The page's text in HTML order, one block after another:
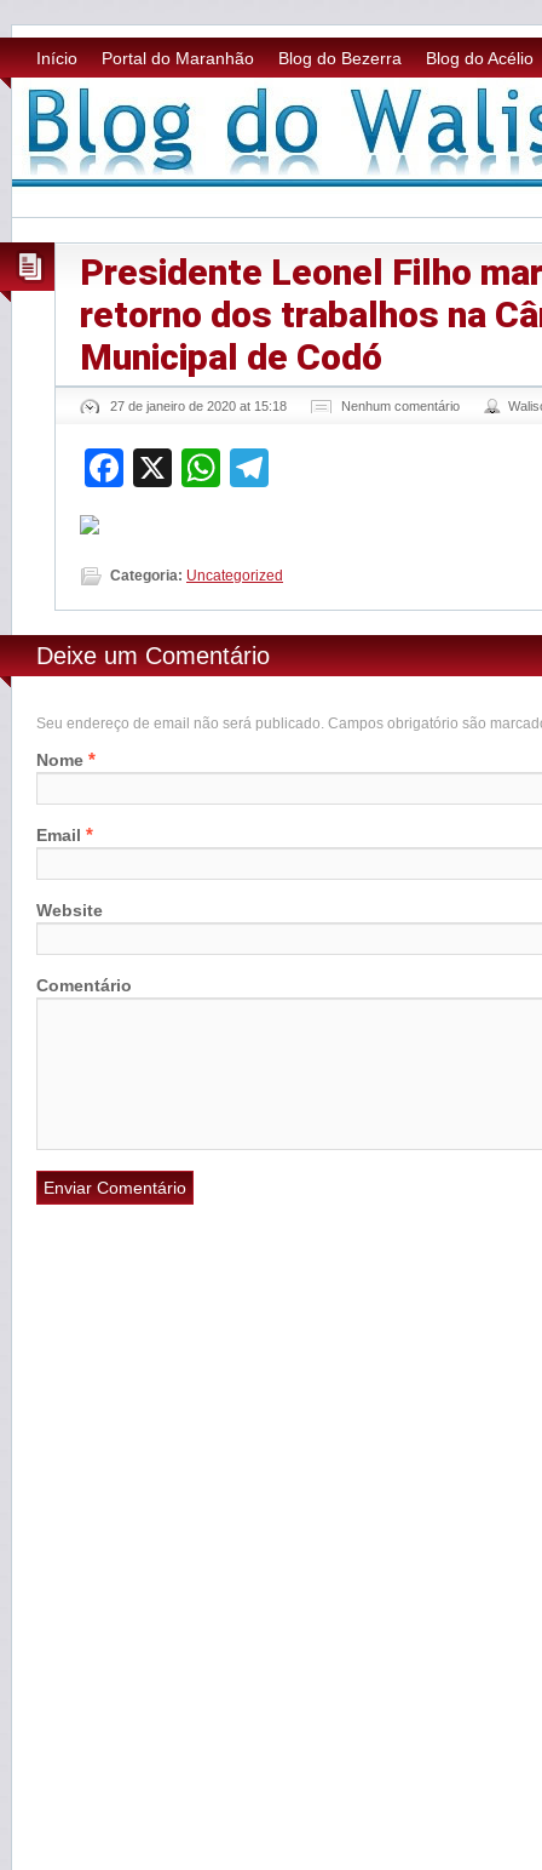
Início Portal do Maranhão Blog do Bezerra Blog do Acélio
Presidente Leonel Filho
retorno dos trabalhos na
Municipal de Codó
27 de janeiro de 2020 at 15:18 Nenhum comentário
Facebook
X WhatsApp
Categoria: Uncategorized
Deixe um Comentário
Seu endereço de email não será publicado. Campos obrigatório são
Nome *
Email *
Website
Comentário